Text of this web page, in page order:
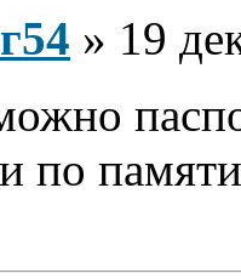
» 19
по